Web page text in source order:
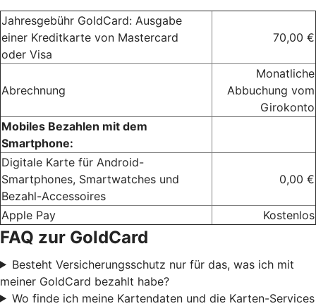
Jahresgebühr GoldCard: Ausgabe
einer Kreditkarte von Mastercard
oder Visa
70,00 €
Abrechnung
Monatliche
Abbuchung vom
Girokonto
Mobiles Bezahlen mit dem
Smartphone:
Digitale Karte für Android-
Smartphones, Smartwatches und
Bezahl-Accessoires
0,00 €
Apple Pay Kostenlos
FAQ zur GoldCard
Besteht Versicherungsschutz nur für das, was ich mit
meiner GoldCard bezahlt habe?
Wo finde ich meine Kartendaten und die Karten-Services